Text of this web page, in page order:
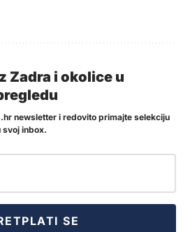
Zadra i okolice u
newsletter i redovito primajte selekciju
svoj inbox.
SE